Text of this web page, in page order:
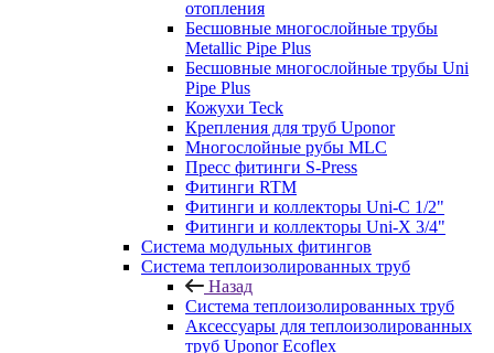
отопления
Бесшовные многослойные трубы
Metallic Pipe Plus
Бесшовные многослойные трубы Uni
Pipe Plus
Кожухи Teck
Крепления для труб Uponor
Многослойные рубы MLC
Пресс фитинги S-Press
Фитинги RTM
Фитинги и коллекторы Uni-C 1/2"
Фитинги и коллекторы Uni-X 3/4"
Система модульных фитингов
Система теплоизолированных труб
Назад
Система теплоизолированных труб
Аксессуары для теплоизолированных
труб Uponor Ecoflex